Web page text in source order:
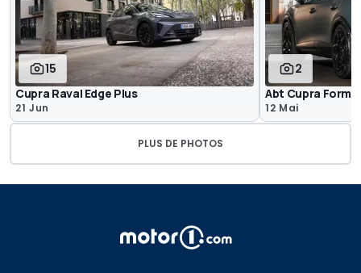
15
Cupra Raval Edge Plus
21 Jun
2
Abt Cupra
12 Mai
PLUS DE PHOTOS